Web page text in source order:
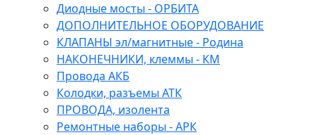
Диодные мосты - ОРБИТА
ДОПОЛНИТЕЛЬНОЕ ОБОРУДОВАНИЕ
КЛАПАНЫ эл/магнитные - Родина
НАКОНЕЧНИКИ, клеммы - КМ
Провода АКБ
Колодки, разъемы АТК
ПРОВОДА, изолента
Ремонтные наборы - АРК